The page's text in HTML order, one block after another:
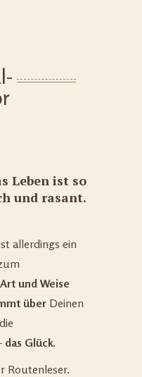
Leben ist so
und rasant.
allerdings ein
und Weise
über Deinen
das Glück.
Routenleser.